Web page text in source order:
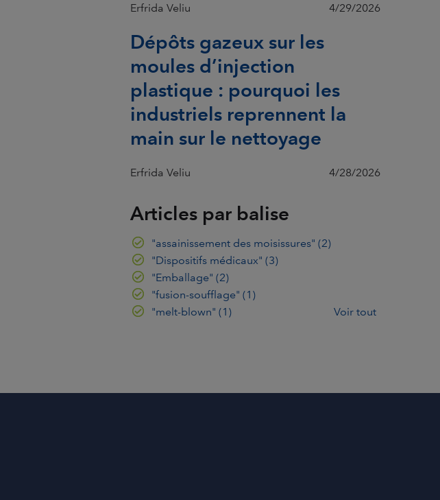
Erfrida Veliu 4/29/2026
Dépôts gazeux sur les
moules d’injection
plastique : pourquoi les
industriels reprennent la
main sur le nettoyage
Erfrida Veliu 4/28/2026
Articles par balise
"assainissement des moisissures" (2)
"Dispositifs médicaux" (3)
"Emballage" (2)
"fusion-soufflage" (1)
"melt-blown" (1) Voir tout